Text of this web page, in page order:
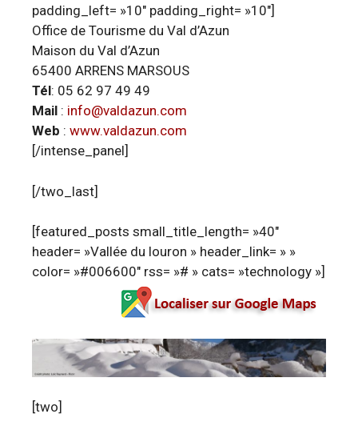
padding_left= »10″ padding_right= »10″]
Office de Tourisme du Val d’Azun
Maison du Val d’Azun
65400 ARRENS MARSOUS
Tél: 05 62 97 49 49
Mail : info@valdazun.com
Web : www.valdazun.com
[/intense_panel]
[/two_last]
[featured_posts small_title_length= »40″
header= »Vallée du louron » header_link= » »
color= »#006600″ rss= »# » cats= »technology »]
[two]